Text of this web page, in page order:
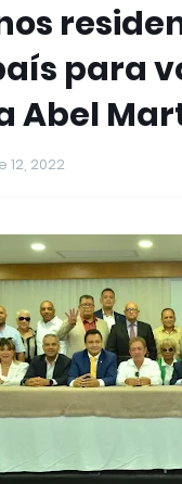
para
Abel
12, 2022